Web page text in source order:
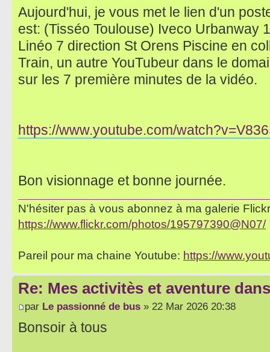
Aujourd'hui, je vous met le lien d'un
est: (Tisséo Toulouse) Iveco Urbanway
Linéo 7 direction St Orens Piscine en
Train, un autre YouTubeur dans le
sur les 7 première minutes de la vidéo.
https://www.youtube.com/
Bon visionnage et bonne journée.
N'hésiter pas à vous abonnez à ma galerie
https://www.flickr.com/photos/195797390@N07/
Pareil pour ma chaine Youtube: https://
Re: Mes activitès et aventure
par Le passionné de bus » 22 Mar 2026 20:38
Bonsoir à tous